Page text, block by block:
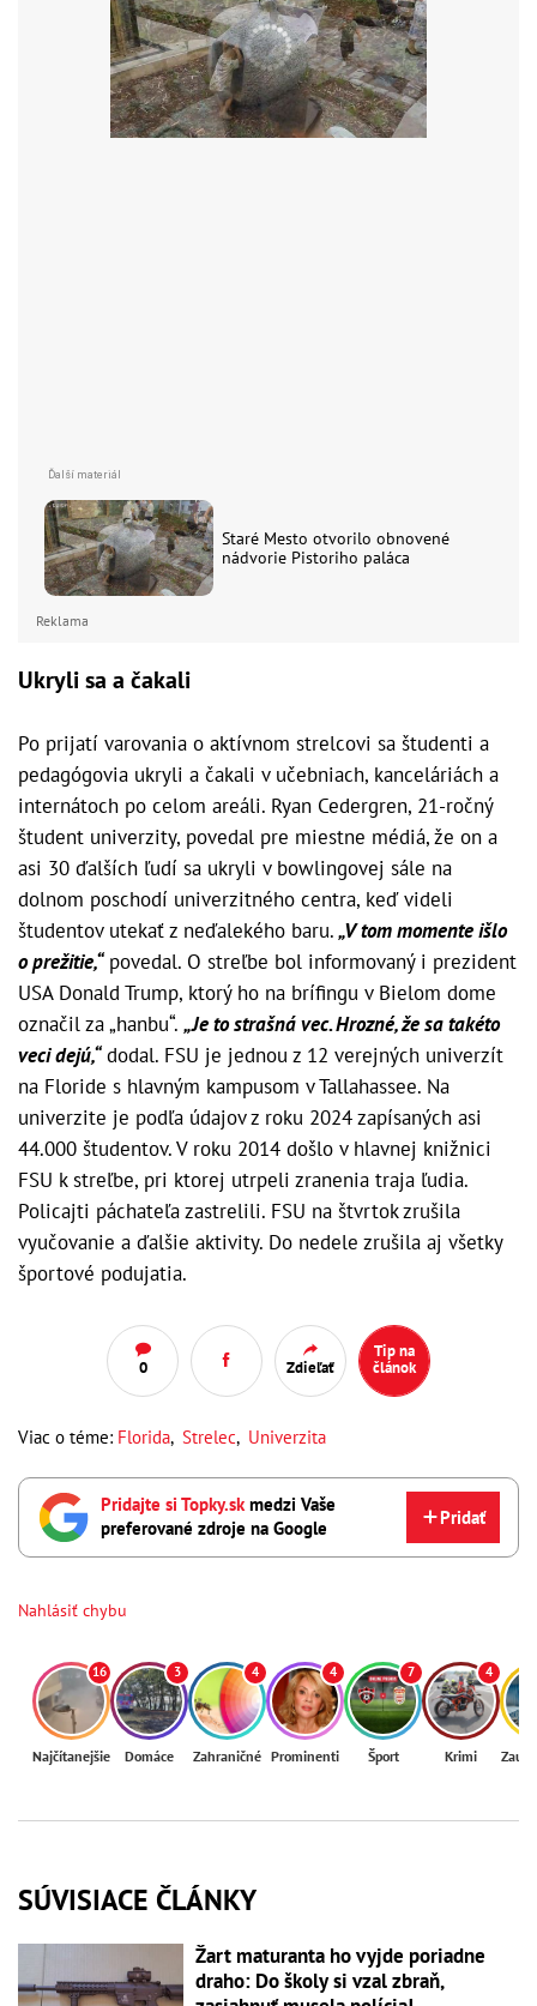
Staré Mesto otvorilo obnovené
nádvorie Pistoriho paláca
Reklama
Ukryli sa a čakali
Po prijatí varovania o aktívnom strelcovi sa študenti a
pedagógovia ukryli a čakali v učebniach, kanceláriách a
internátoch po celom areáli. Ryan Cedergren, 21-ročný
študent univerzity, povedal pre miestne médiá, že on a
asi 30 ďalších ľudí sa ukryli v bowlingovej sále na
dolnom poschodí univerzitného centra, keď videli
študentov utekať z neďalekého baru.„V tom momente išlo
o prežitie,“povedal. O streľbe bol informovaný i prezident
USA Donald Trump, ktorý ho na brífingu v Bielom dome
označil za „hanbu“. „Je to strašná vec. Hrozné, že sa takéto
veci dejú,“dodal. FSU je jednou z 12 verejných univerzít
na Floride s hlavným kampusom v Tallahassee. Na
univerzite je podľa údajov z roku 2024 zapísaných asi
44.000 študentov. V roku 2014 došlo v hlavnej knižnici
FSU k streľbe, pri ktorej utrpeli zranenia traja ľudia.
Policajti páchateľa zastrelili. FSU na štvrtok zrušila
vyučovanie a ďalšie aktivity. Do nedele zrušila aj všetky
športové podujatia.
0 Zdieľať
Tip na
článok
Viac o téme: Florida, Strelec, Univerzita
Pridajte si Topky.skmedzi Vaše
preferované zdroje na Google
Pridať
Nahlásiť chybu
16
Najčítanejšie
3
Domáce
4
Zahraničné
4
Prominenti
7
Šport
4
Krimi
SÚVISIACE ČLÁNKY
Žart maturanta ho vyjde poriadne
draho: Do školy si vzal zbraň,